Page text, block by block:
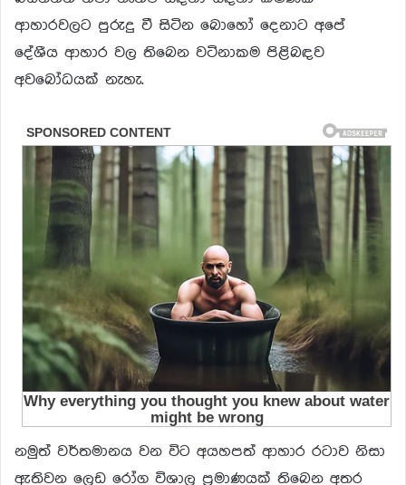
ආහාරවලට පුරුදු වී සිටින බොහෝ දෙනාට අපේ
දේශීය ආහාර වල තිබෙන වටිනාකම පිළිබඳව
අවබෝධයක් නැහැ.
නමුත් වර්තමානය වන විට අයහපත් ආහාර රටාව නිසා
ඇතිවන ලෙඩ රෝග විශාල ප්‍රමාණයක් තිබෙන අතර